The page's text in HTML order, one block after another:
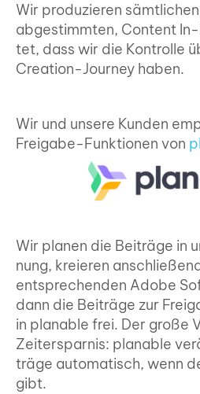
Wir pro­du­zie­ren
abge­stimm­ten, Con­tent
tet, dass wir die Kon­trol­le
Crea­ti­on-Jour­ney haben.
Wir und unse­re Kun­den
Frei­ga­be-Funk­tio­nen von
Wir pla­nen die Bei­trä­ge in
nung, kre­ieren
ent­spre­chen­den Ado­be
dann die Bei­trä­ge zur
in planable frei. Der gro­ße
Zeit­er­spar­nis: planable
trä­ge auto­ma­tisch, wenn
gibt.